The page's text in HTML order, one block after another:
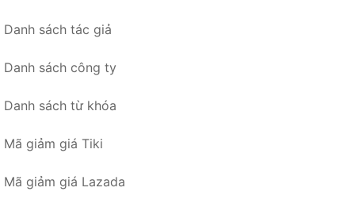
Danh sách tác giả
Danh sách công ty
Danh sách từ khóa
Mã giảm giá Tiki
Mã giảm giá Lazada